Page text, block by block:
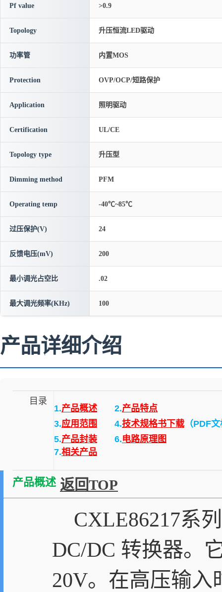
Pf value >0.9
Topology 升压恒流LED驱动
功率管 内置MOS
Protection OVP/OCP/短路保护
Application 照明驱动
Certification UL/CE
Topology type 升压型
Dimming method PFM
Operating temp -40℃~85℃
过压保护(V) 24
反馈电压(mV) 200
最小调光占空比 .02
最大调光频率(KHz) 100
产品详细介绍
目录
1.产品概述 2.产品特点
3.应用范围 4.技术规格书下载 （PDF
5.产品封装 6.电路原理图
7.相关产品
产品概述 返回TOP
CXLE86217系
DC/DC 转换器。
20V。在高压输入